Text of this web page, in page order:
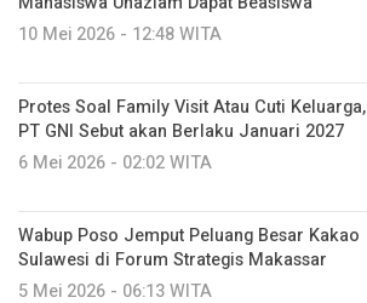
10 Mei 2026 - 12:48 WITA
Protes Soal Family Visit Atau Cuti Keluarga,
PT GNI Sebut akan Berlaku Januari 2027
6 Mei 2026 - 02:02 WITA
Wabup Poso Jemput Peluang Besar Kakao
Sulawesi di Forum Strategis Makassar
5 Mei 2026 - 06:13 WITA